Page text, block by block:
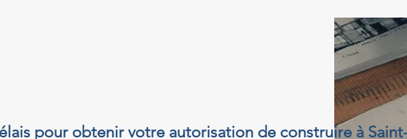
pour obtenir votre autorisation de construire à